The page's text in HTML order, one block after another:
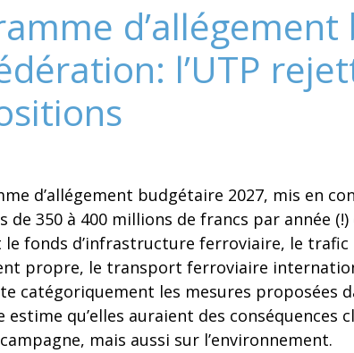
l’UTP
d’allégement budgétaire 2027, mis en
de 350 à 400 millions de francs par année
le fonds d’infrastructure ferroviaire, le
propre, le transport ferroviaire
catégoriquement les mesures
estime qu’elles auraient des
mais aussi sur l’environnement.